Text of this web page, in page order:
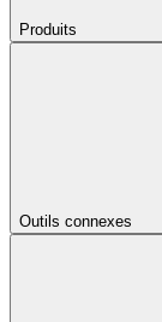
Produits
Outils connexes